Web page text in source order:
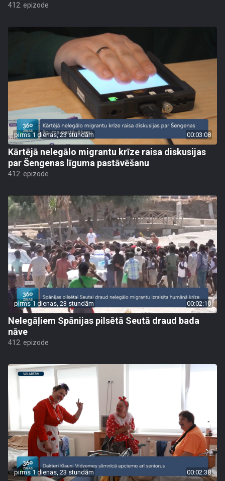
412. epizode
pirms 1 dienas, 23 stundām 00:03:08
Kārtējā nelegālo migrantu krīze raisa diskusijas
par Šengenas līguma pastāvēšanu
412. epizode
pirms 1 dienas, 23 stundām 00:02:10
Nelegāļiem Spānijas pilsētā Seutā draud bada
nāve
412. epizode
pirms 1 dienas, 23 stundām 00:02:38